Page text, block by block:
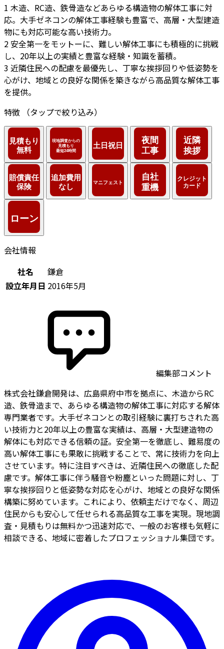
1 木造、RC造、鉄骨造などあらゆる構造物の解体工事に対
応。大手ゼネコンの解体工事経験も豊富で、高層・大型建造
物にも対応可能な高い技術力。
2安全第一をモットーに、難しい解体工事にも積極的に挑戦
し、20年以上の実績と豊富な経験・知識を蓄積。
3 近隣住民への配慮を最優先し、丁寧な挨拶回りや低姿勢を
心がけ、地域との良好な関係を築きながら高品質な解体工事
を提供。
特徴
（タップで絞り込み）
会社情報
社名
鎌倉
設立年月日 2016年5月
編集部コメント
株式会社鎌倉開発は、広島県府中市を拠点に、木造からRC
造、鉄骨造まで、あらゆる構造物の解体工事に対応する解体
専門業者です。大手ゼネコンとの取引経験に裏打ちされた高
い技術力と20年以上の豊富な実績は、高層・大型建造物の
解体にも対応できる信頼の証。安全第一を徹底し、難易度の
高い解体工事にも果敢に挑戦することで、常に技術力を向上
させています。特に注目すべきは、近隣住民への徹底した配
慮です。解体工事に伴う騒音や粉塵といった問題に対し、丁
寧な挨拶回りと低姿勢な対応を心がけ、地域との良好な関係
構築に努めています。これにより、依頼主だけでなく、周辺
住民からも安心して任せられる高品質な工事を実現。現地調
査・見積もりは無料かつ迅速対応で、一般のお客様も気軽に
相談できる、地域に密着したプロフェッショナル集団です。